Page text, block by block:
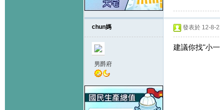
chun媽
男爵府
發表於 12-8-
建議你找"小